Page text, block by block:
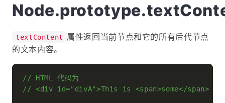
textContent
属性返回当前节点和它的所有后代节点
的文本内容。
// HTML 代码为
// <div id="divA">This is <span>some</span>